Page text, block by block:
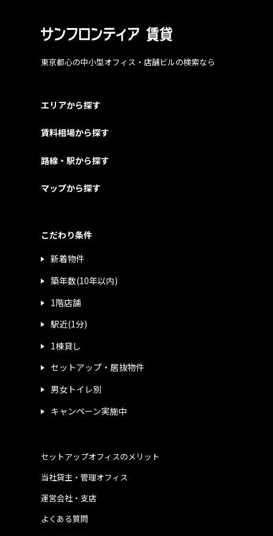
東京都心の中小型オフィス・店舗ビルの検索なら
エリアから探す
賃料相場から探す
路線・駅から探す
マップから探す
こだわり条件
新着物件
築年数(10年以内)
1階店舗
駅近(1分)
1棟貸し
セットアップ・居抜物件
男女トイレ別
キャンペーン実施中
運営会社・支店
よくある質問
当社貸主・管理オフィス
セットアップオフィスのメリット